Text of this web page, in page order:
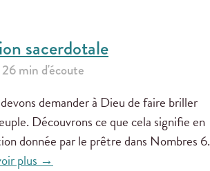
sacerdotale
26 min d'écoute
demander à Dieu de faire briller
Découvrons ce que cela signifie en
donnée par le prêtre dans Nombres 6.
plus →